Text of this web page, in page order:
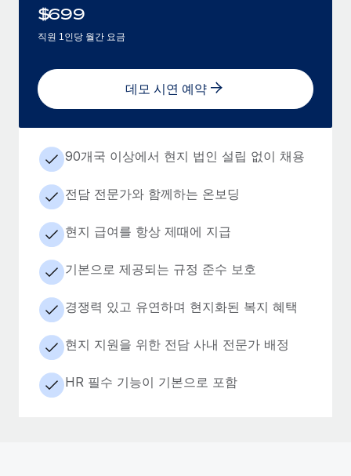
$699
직원 1인당 월간 요금
데모 시연 예약
90개국 이상에서 현지 법인 설립 없이 채용
전담 전문가와 함께하는 온보딩
현지 급여를 항상 제때에 지급
기본으로 제공되는 규정 준수 보호
경쟁력 있고 유연하며 현지화된 복지 혜택
현지 지원을 위한 전담 사내 전문가 배정
HR 필수 기능이 기본으로 포함